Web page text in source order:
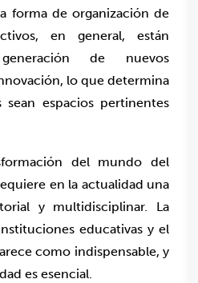
forma de organización de
en general, están
de nuevos
lo que determina
sean espacios pertinentes
del mundo del
en la actualidad una
y multidisciplinar. La
educativas y el
como indispensable, y
es esencial.